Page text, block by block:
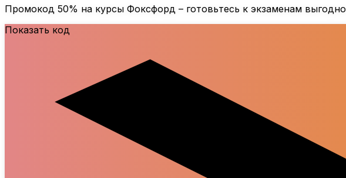
Промокод 50% на курсы Фоксфорд – готовьтесь к экзаменам выгодно
Показать код